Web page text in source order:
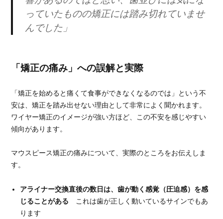
っていたものの矯正には踏み切れていませ
んでした」
「矯正の痛み」への誤解と実際
「矯正を始めると痛くて食事ができなくなるのでは」という不
安は、矯正を踏み出せない理由として非常によく聞かれます。
ワイヤー矯正のイメージが強い方ほど、この不安を感じやすい
傾向があります。
マウスピース矯正の痛みについて、実際のところをお伝えしま
す。
アライナー交換直後の数日は、歯が動く感覚（圧迫感）を感
じることがある これは歯が正しく動いているサインでもあ
ります